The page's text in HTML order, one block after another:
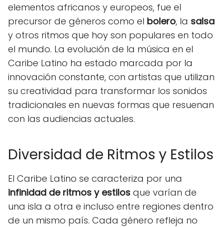
elementos africanos y europeos, fue el
precursor de géneros como el bolero, la salsa
y otros ritmos que hoy son populares en todo
el mundo. La evolución de la música en el
Caribe Latino ha estado marcada por la
innovación constante, con artistas que utilizan
su creatividad para transformar los sonidos
tradicionales en nuevas formas que resuenan
con las audiencias actuales.
Diversidad de Ritmos y Estilos
El Caribe Latino se caracteriza por una
infinidad de ritmos y estilos que varían de
una isla a otra e incluso entre regiones dentro
de un mismo país. Cada género refleja no